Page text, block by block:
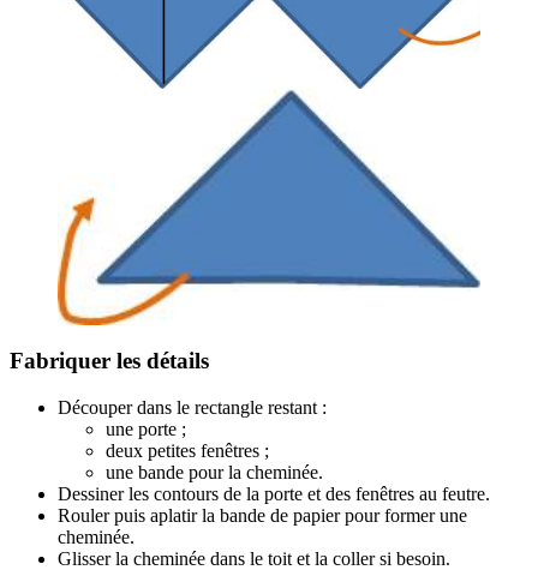
Fabriquer les détails
Découper dans le rectangle restant :
une porte ;
deux petites fenêtres ;
une bande pour la cheminée.
Dessiner les contours de la porte et des fenêtres au feutre.
Rouler puis aplatir la bande de papier pour former une
cheminée.
Glisser la cheminée dans le toit et la coller si besoin.